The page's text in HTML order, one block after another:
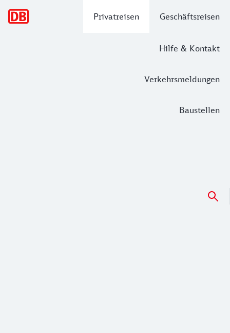
Privatreisen Geschäftsreisen
Hilfe & Kontakt
Verkehrsmeldungen
Baustellen